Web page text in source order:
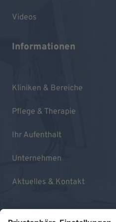
Videos
Informationen
Kliniken & Bereiche
Pflege & Therapie
Ihr Aufenthalt
Unternehmen
Aktuelles & Kontakt